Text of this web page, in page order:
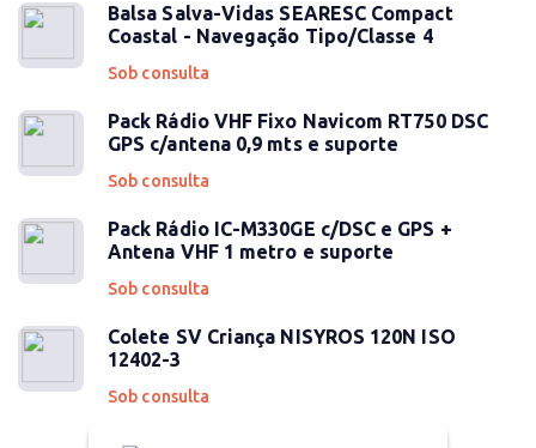
Balsa Salva-Vidas SEARESC Compact
Coastal - Navegação Tipo/Classe 4
Sob consulta
Pack Rádio VHF Fixo Navicom RT750 DSC
GPS c/antena 0,9 mts e suporte
Sob consulta
Pack Rádio IC-M330GE c/DSC e GPS +
Antena VHF 1 metro e suporte
Sob consulta
Colete SV Criança NISYROS 120N ISO
12402-3
Sob consulta